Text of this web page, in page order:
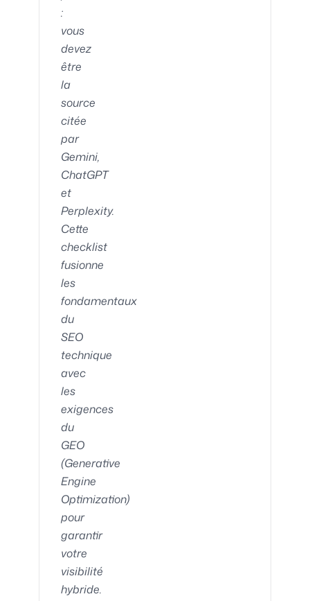
:
vous
devez
être
la
source
citée
par
Gemini,
ChatGPT
et
Perplexity.
Cette
checklist
fusionne
les
fondamentaux
du
SEO
technique
avec
les
exigences
du
GEO
(Generative
Engine
Optimization)
pour
garantir
votre
visibilité
hybride.